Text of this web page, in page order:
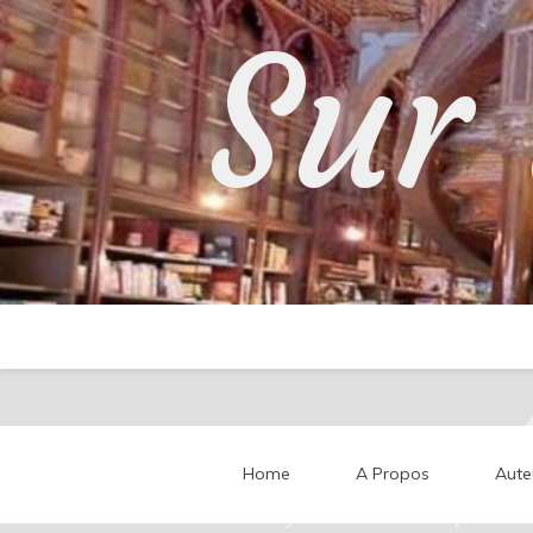
Skip
to
content
Home A Propos